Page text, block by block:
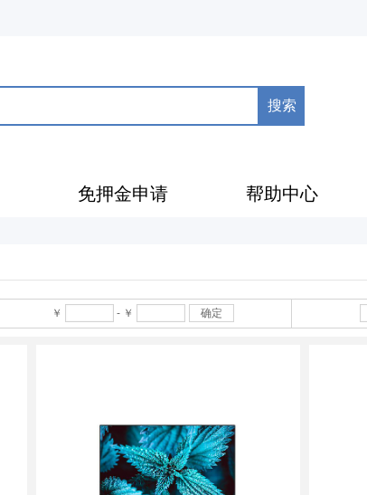
搜索
免押金申请 帮助中心
￥ - ￥ 确定